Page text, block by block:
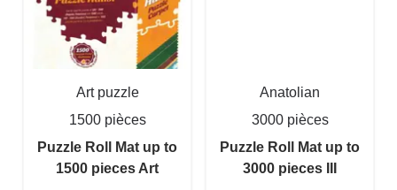
Art puzzle
1500 pièces
Puzzle Roll Mat up to
1500 pieces Art
Anatolian
3000 pièces
Puzzle Roll Mat up to
3000 pieces III